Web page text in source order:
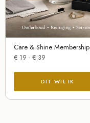
Care & Shine Membership
€ 19 - € 39